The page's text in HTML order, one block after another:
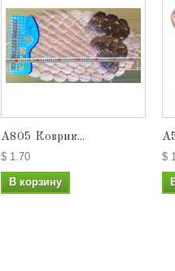
А805 Коврик...
$ 1.70
В корзину
$